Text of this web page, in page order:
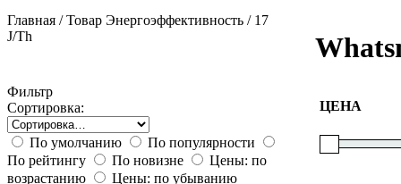
Главная / Товар Энергоэффективность / 17
J/Th
Фильтр
Сортировка:
По умолчанию
По популярности
По рейтингу
По новизне
Цены: по
возрастанию
Цены: по убыванию
ЦЕНА